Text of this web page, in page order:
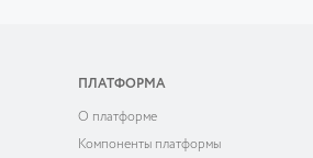
ПЛАТФОРМА
О платформе
Компоненты платформы